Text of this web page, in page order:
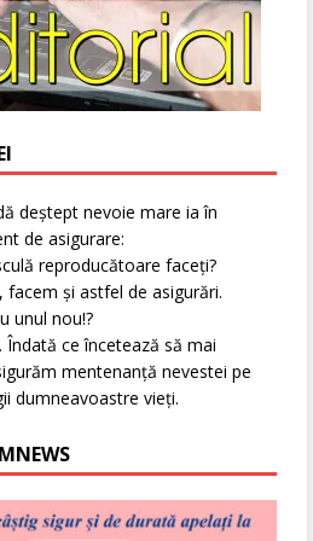
deștept nevoie mare ia în
de asigurare:
reproducătoare faceți?
facem și astfel de asigurări.
unul nou!?
Îndată ce încetează să mai
mentenanță nevestei pe
dumneavoastre vieți.